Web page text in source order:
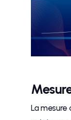
La mesure